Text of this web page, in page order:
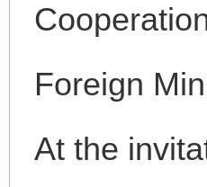
Foreign
At the